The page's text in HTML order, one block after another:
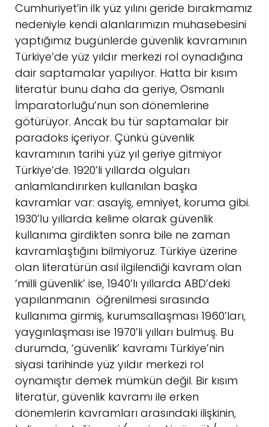
Cumhuriyet’in ilk yüz yılını geride bırakmamız
nedeniyle kendi alanlarımızın muhasebesini
yaptığımız bugünlerde güvenlik kavramının
Türkiye’de yüz yıldır merkezi rol oynadığına
dair saptamalar yapılıyor. Hatta bir kısım
literatür bunu daha da geriye, Osmanlı
İmparatorluğu’nun son dönemlerine
götürüyor. Ancak bu tür saptamalar bir
paradoks içeriyor. Çünkü güvenlik
kavramının tarihi yüz yıl geriye gitmiyor
Türkiye’de. 1920’li yıllarda olguları
anlamlandırırken kullanılan başka
kavramlar var: asayiş, emniyet, koruma gibi.
1930’lu yıllarda kelime olarak güvenlik
kullanıma girdikten sonra bile ne zaman
kavramlaştığını bilmiyoruz. Türkiye üzerine
olan literatürün asıl ilgilendiği kavram olan
‘milli güvenlik’ ise, 1940’lı yıllarda ABD’deki
yapılanmanın öğrenilmesi sırasında
kullanıma girmiş, kurumsallaşması 1960’ları,
yaygınlaşması ise 1970’li yılları bulmuş. Bu
durumda, ‘güvenlik’ kavramı Türkiye’nin
siyasi tarihinde yüz yıldır merkezi rol
oynamıştır demek mümkün değil. Bir kısım
literatür, güvenlik kavramı ile erken
dönemlerin kavramları arasındaki ilişkinin,